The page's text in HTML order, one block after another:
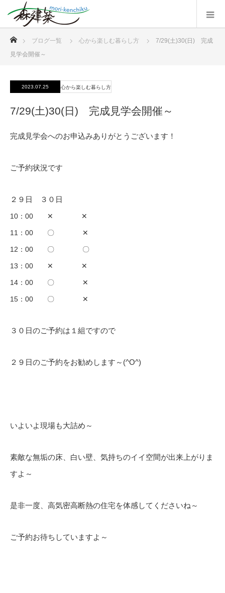
ブログ一覧 心から楽しむ暮らし方
7/29(土)30(日) 完成
見学会開催～
2023.07.25 心から楽しむ暮らし方
7/29(土)30(日) 完成見学会開催～
完成見学会へのお申込みありがとうございます！
ご予約状況です
２９日 ３０日
10：00 ✕ ✕
11：00 〇 ✕
12：00 〇 〇
13：00 ✕ ✕
14：00 〇 ✕
15：00 〇 ✕
３０日のご予約は１組ですので
２９日のご予約をお勧めします～(^O^)
いよいよ現場も大詰め～
素敵な無垢の床、白い壁、気持ちのイイ空間が出来上がりま
すよ～
是非一度、高気密高断熱の住宅を体感してくださいね～
ご予約お待ちしていますよ～